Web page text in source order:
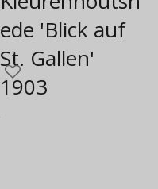
ede 'Blick auf
St. Gallen'
1903